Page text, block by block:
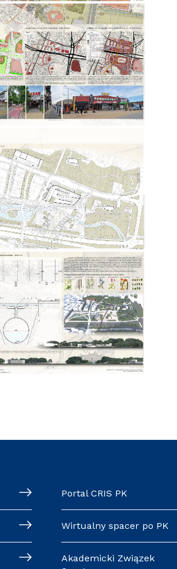
Portal CRIS PK
Wirtualny spacer po PK
Akademicki Związek